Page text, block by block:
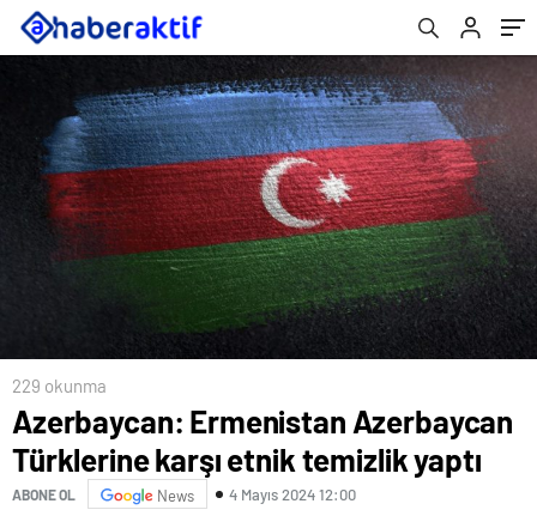
229 okunma
Azerbaycan: Ermenistan Azerbaycan
Türklerine karşı etnik temizlik yaptı
ABONE OL News 4 Mayıs 2024 12:00